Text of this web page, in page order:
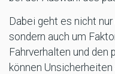
Dabei geht es nicht
sondern auch um
Fahrverhalten und den
können